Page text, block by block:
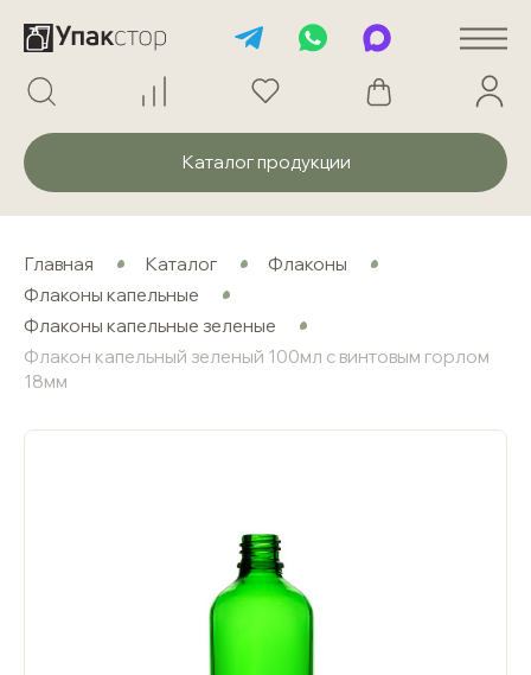
Каталог продукции
Главная Каталог
Флаконы
Флаконы капельные
Флаконы капельные зеленые
Флакон капельный зеленый 100мл с винтовым горлом
18мм